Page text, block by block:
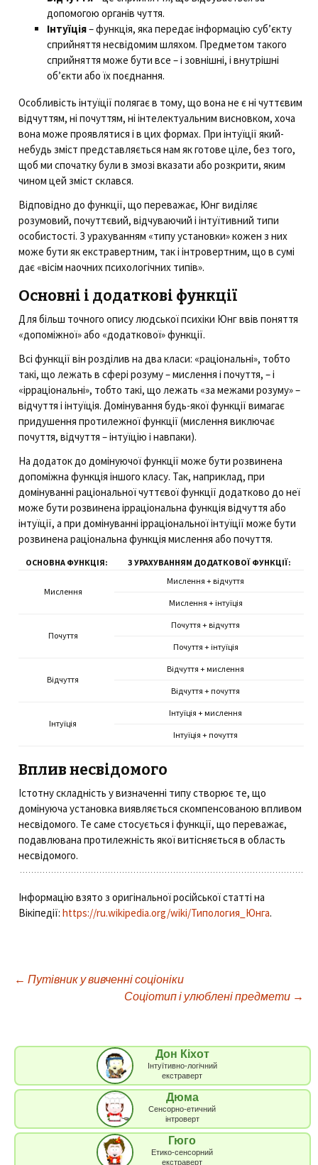
допомогою органів чуття.
Інтуїція– функція, яка передає інформацію суб’єкту
сприйняття несвідомим шляхом. Предметом такого
сприйняття може бути все – і зовнішні, і внутрішні
об’єкти або їх поєднання.
Особливість інтуїції полягає в тому, що вона не є ні чуттєвим
відчуттям, ні почуттям, ні інтелектуальним висновком, хоча
вона може проявлятися і в цих формах. При інтуїції який-
небудь зміст представляється нам як готове ціле, без того,
щоб ми спочатку були в змозі вказати або розкрити, яким
чином цей зміст склався.
Відповідно до функції, що переважає, Юнг виділяє
розумовий, почуттєвий, відчуваючий і інтуїтивний типи
особистості. З урахуванням «типу установки» кожен з них
може бути як екстравертним, так і інтровертним, що в сумі
дає «вісім наочних психологічних типів».
Основні і додаткові функції
Для більш точного опису людської психіки Юнг ввів поняття
«допоміжної» або «додаткової» функції.
Всі функції він розділив на два класи: «раціональні», тобто
такі, що лежать в сфері розуму – мислення і почуття, – і
«ірраціональні», тобто такі, що лежать «за межами розуму» –
відчуття і інтуїція. Домінування будь-якої функції вимагає
придушення протилежної функції (мислення виключає
почуття, відчуття – інтуїцію і навпаки).
На додаток до домінуючої функції може бути розвинена
допоміжна функція іншого класу. Так, наприклад, при
домінуванні раціональної чуттєвої функції додатково до неї
може бути розвинена ірраціональна функція відчуття або
інтуїції, а при домінуванні ірраціональної інтуїції може бути
розвинена раціональна функція мислення або почуття.
ОСНОВНА ФУНКЦІЯ: З УРАХУВАННЯМ ДОДАТКОВОЇ ФУНКЦІЇ:
Мислення
Мислення + відчуття
Мислення + інтуїція
Почуття
Почуття + відчуття
Почуття + інтуїція
Відчуття
Відчуття + мислення
Відчуття + почуття
Інтуїція
Інтуїція + мислення
Інтуїція + почуття
Вплив несвідомого
Істотну складність у визначенні типу створює те, що
домінуюча установка виявляється скомпенсованою впливом
несвідомого. Те саме стосується і функції, що переважає,
подавлювана протилежність якої витісняється в область
несвідомого.
Інформацію взято з оригінальної російської статті на
Вікіпедії: https://ru.wikipedia.org/wiki/Типология_Юнга.
← Путівник у вивченні соціоніки
Соціотип і улюблені предмети →
Дон Кіхот
Інтуїтивно-логічний
екстраверт
Дюма
Сенсорно-етичний
інтроверт
Гюго
Етико-сенсорний
екстраверт